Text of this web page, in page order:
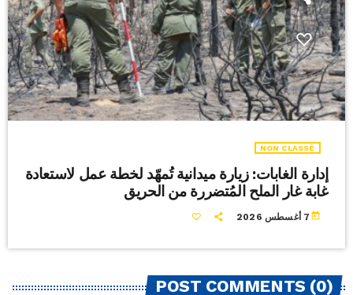
NON CLASSÉ
إدارة الغابات: زيارة ميدانية تُمهّد لخطة عمل لاستعادة
غابة غار الملح المُتضررة من الحريق
today 7 أغسطس 2026
POST COMMENTS (0)